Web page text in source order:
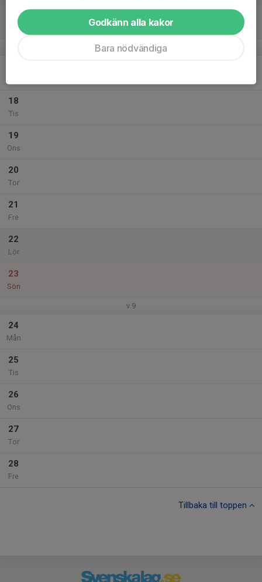
16
Sön
v.8
18
Tis
19
Ons
20
Tor
21
Fre
22
Lör
23
Sön
v.9
24
Mån
25
Tis
26
Ons
27
Tor
28
Fre
Tillbaka till toppen
Godkänn alla kakor
Bara nödvändiga